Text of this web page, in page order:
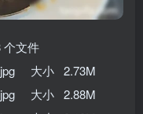
文件
大小 2.73M
大小 2.88M